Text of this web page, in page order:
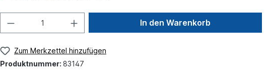
In den Warenkorb
Zum Merkzettel hinzufügen
Produktnummer: 83147